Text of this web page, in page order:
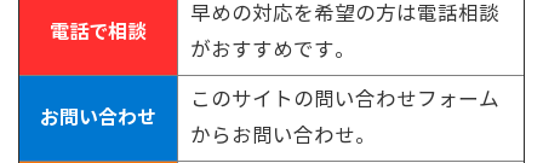
電話で相談
早めの対応を希望の方は電話相談
がおすすめです。
お問い合わせ
このサイトの問い合わせフォーム
からお問い合わせ。